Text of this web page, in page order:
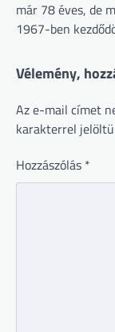
már 78 éves, de
1967-ben
Vélemény,
Az e-mail címet
karakterrel
Hozzászólás *